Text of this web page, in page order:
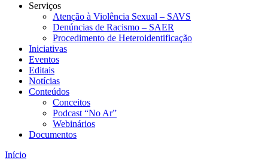
Serviços
Atenção à Violência Sexual – SAVS
Denúncias de Racismo – SAER
Procedimento de Heteroidentificação
Iniciativas
Eventos
Editais
Notícias
Conteúdos
Conceitos
Podcast “No Ar”
Webinários
Documentos
Início